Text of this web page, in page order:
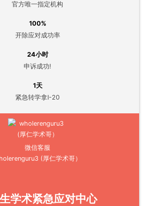
官方唯一指定机构
100%
开除应对成功率
24小时
申诉成功!
1天
紧急转学拿I-20
微信客服
(厚仁学术哥）
学术紧急应对中心